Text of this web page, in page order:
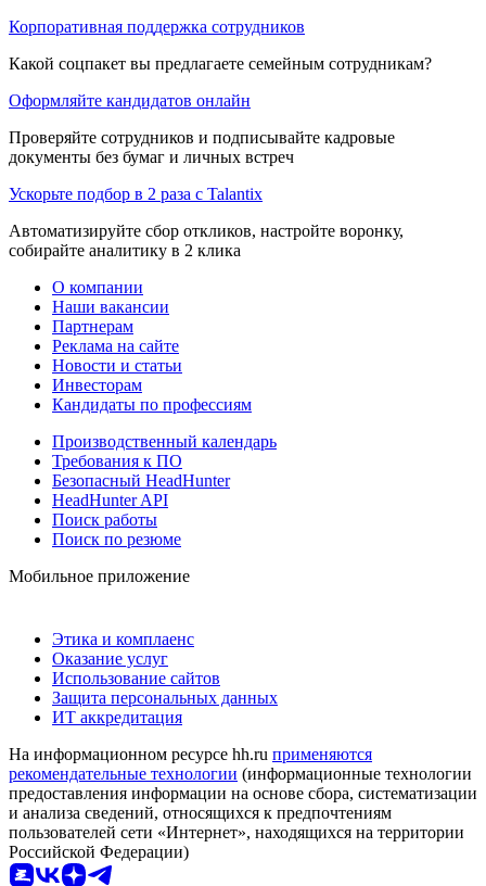
Корпоративная поддержка сотрудников
Какой соцпакет вы предлагаете семейным сотрудникам?
Оформляйте кандидатов онлайн
Проверяйте сотрудников и подписывайте кадровые
документы без бумаг и личных встреч
Ускорьте подбор в 2 раза с Talantix
Автоматизируйте сбор откликов, настройте воронку,
собирайте аналитику в 2 клика
О компании
Наши вакансии
Партнерам
Реклама на сайте
Новости и статьи
Инвесторам
Кандидаты по профессиям
Производственный календарь
Требования к ПО
Безопасный HeadHunter
HeadHunter API
Поиск работы
Поиск по резюме
Мобильное приложение
Этика и комплаенс
Оказание услуг
Использование сайтов
Защита персональных данных
ИТ аккредитация
На информационном ресурсе hh.ru применяются
рекомендательные технологии (информационные технологии
предоставления информации на основе сбора, систематизации
и анализа сведений, относящихся к предпочтениям
пользователей сети «Интернет», находящихся на территории
Российской Федерации)